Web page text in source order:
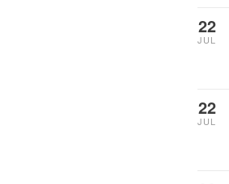
22
JUL
22
JUL